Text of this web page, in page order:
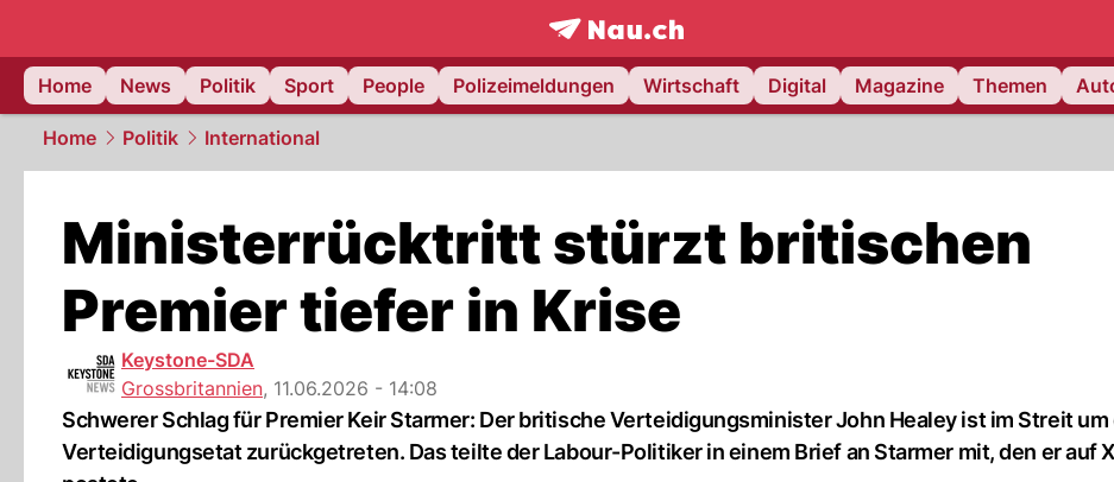
frontpage.NAU.ch
Home
News Politik Sport People Polizeimeldungen Wirtschaft Digital Magazine Themen
Home Politik International
Ministerrücktritt stürzt britischen
Premier tiefer in Krise
Keystone-SDA
Grossbritannien, 11.06.2026 - 14:08
Schwerer Schlag für Premier Keir Starmer: Der britische Verteidigungsminister John Healey ist im Streit um
Verteidigungsetat zurückgetreten. Das teilte der Labour-Politiker in einem Brief an Starmer mit, den er auf X